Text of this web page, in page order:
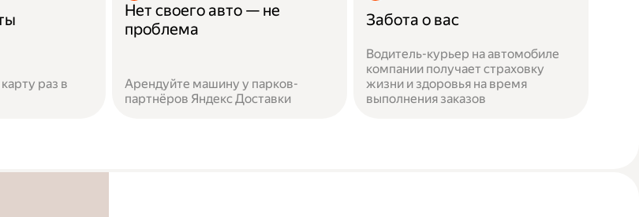
раз в
Нет своего авто — не
проблема
Арендуйте машину у парков-
партнёров Яндекс Доставки
Забота о вас
Водитель-курьер на автомобиле
компании получает страховку
жизни и здоровья на время
выполнения заказов